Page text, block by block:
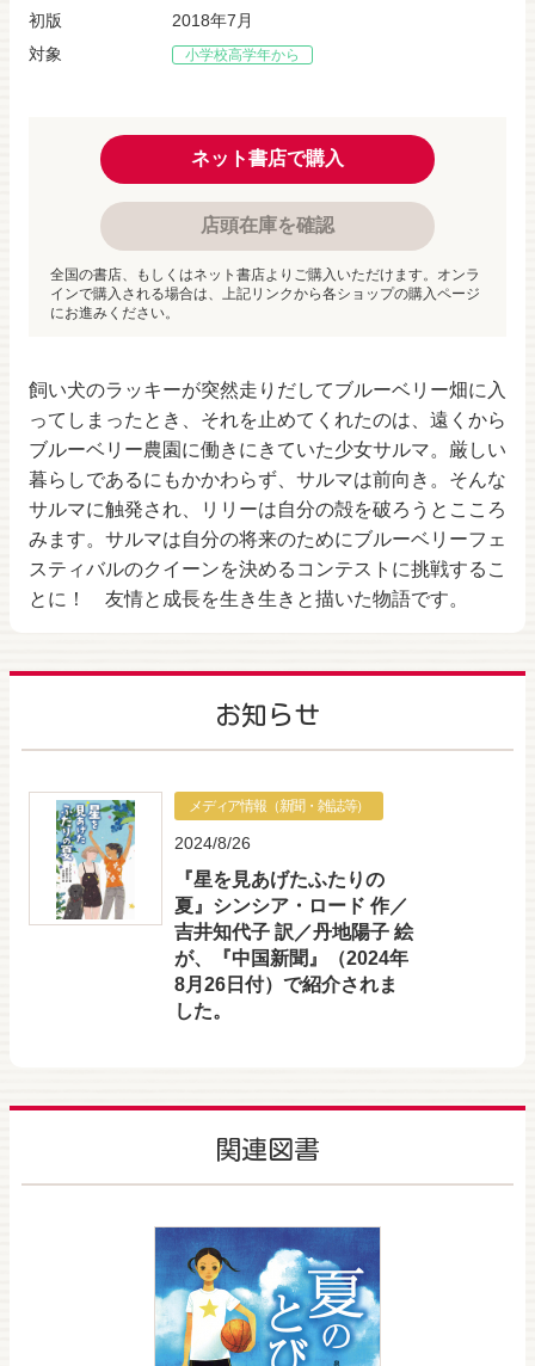
飼い犬のラッキーが突然走りだしてブルーベリー畑に入
ってしまったとき、それを止めてくれたのは、遠くから
ブルーベリー農園に働きにきていた少女サルマ。厳しい
暮らしであるにもかかわらず、サルマは前向き。そんな
サルマに触発され、リリーは自分の殻を破ろうとこころ
みます。サルマは自分の将来のためにブルーベリーフェ
スティバルのクイーンを決めるコンテストに挑戦するこ
とに！ 友情と成長を生き生きと描いた物語です。
初版
2018年7月
対象
小学校高学年から
ネット書店で購入
店頭在庫を確認
全国の書店、もしくはネット書店よりご購入いただけます。オンラ
インで購入される場合は、上記リンクから各ショップの購入ページ
にお進みください。
お知らせ
メディア情報（新聞・雑誌等）
2024/8/26
『星を見あげたふたりの
夏』シンシア・ロード 作／
吉井知代子 訳／丹地陽子 絵
が、『中国新聞』（2024年
8月26日付）で紹介されま
した。
関連図書